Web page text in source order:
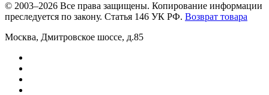
© 2003–2026 Все права защищены. Копирование информации
преследуется по закону. Статья 146 УК РФ. Возврат товара
Москва, Дмитровское шоссе, д.85